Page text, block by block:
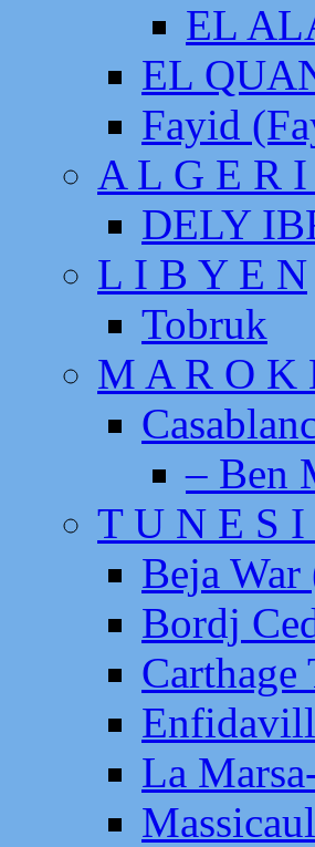
EL
EL
Fayid
A L G E R
DELY
L I B Y E N
Tobruk
M A R O K
– Ben
T U N E S
Beja
Bordj
La